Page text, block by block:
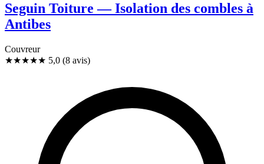
Seguin Toiture — Isolation des combles à
Antibes
Couvreur
★★★★★ 5,0 (8 avis)